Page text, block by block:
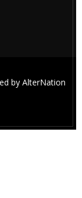
by AlterNation